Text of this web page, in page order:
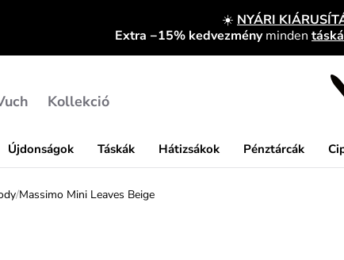
☀️ NYÁRI
Extra −15% kedvezményminden
Újdonságok Táskák Hátizsákok Pénztárcák
Kollekció
/Massimo Mini Leaves Beige